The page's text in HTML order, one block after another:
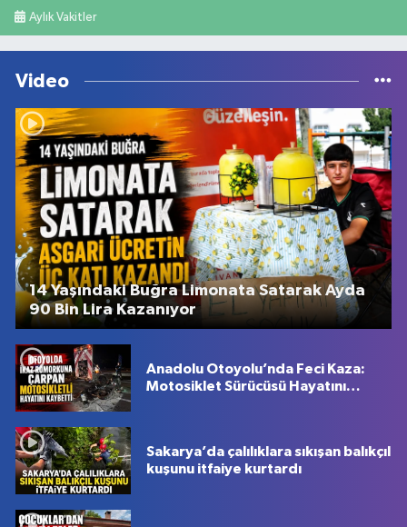
Aylık Vakitler
Video
14 Yaşındaki Buğra Limonata Satarak Ayda
90 Bin Lira Kazanıyor
Anadolu Otoyolu’nda Feci Kaza:
Motosiklet Sürücüsü Hayatını
Sakarya’da çalılıklara sıkışan balıkçıl
kuşunu itfaiye kurtardı